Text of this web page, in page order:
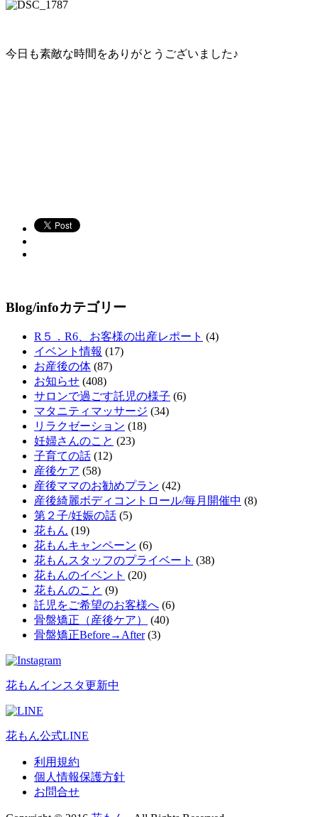
今日も素敵な時間をありがとうございました♪
Blog/infoカテゴリー
R５．R6、お客様の出産レポート (4)
イベント情報 (17)
お産後の体 (87)
お知らせ (408)
サロンで過ごす託児の様子 (6)
マタニティマッサージ (34)
リラクゼーション (18)
妊婦さんのこと (23)
子育ての話 (12)
産後ケア (58)
産後ママのお勧めプラン (42)
産後綺麗ボディコントロール/毎月開催中 (8)
第２子/妊娠の話 (5)
花もん (19)
花もんキャンペーン (6)
花もんスタッフのプライベート (38)
花もんのイベント (20)
花もんのこと (9)
託児をご希望のお客様へ (6)
骨盤矯正（産後ケア）
(40)
骨盤矯正Before→After(3)
花もんインスタ更新中
花もん公式LINE
利用規約
個人情報保護方針
お問合せ